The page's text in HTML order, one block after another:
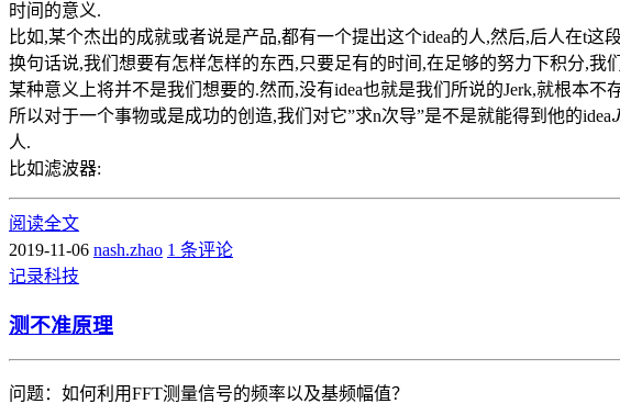
时间的意义.
比如,某个杰出的成就或者说是产品,都有一个提出这个idea的人,然后,后人在t这
换句话说,我们想要有怎样怎样的东西,只要足有的时间,在足够的努力下积 分
积
分
,我
某种意义上将并不是我们想要的.然而,没有idea也就是我们所说的Jerk,就根本不
所以对于一个事物或是成功的创造,我们对它”求n次导”是不是就能得到他的idea J
人.
比如滤波器:
阅读全文
2019-11-06 nash.zhao 1 条评论
记录科技
测不准原理
问题：如何利用FFT测量信号的频率以及基频幅值？